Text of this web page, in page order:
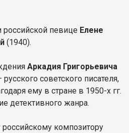
российской певице Елене
(1940).
Аркадия Григорьевича
советского писателя,
ему в стране в 1950-х гг.
детективного жанра.
российскому композитору